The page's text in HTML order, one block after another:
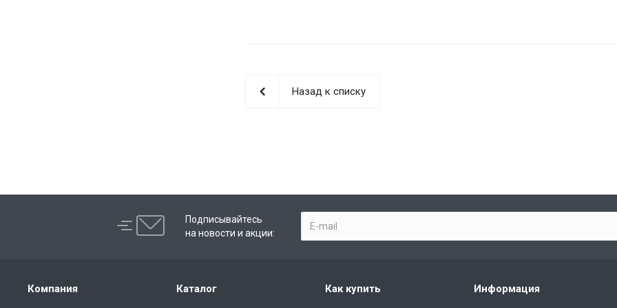
Назад к списку
Подписывайтесь
на новости и акции:
Компания Каталог Как купить Информация